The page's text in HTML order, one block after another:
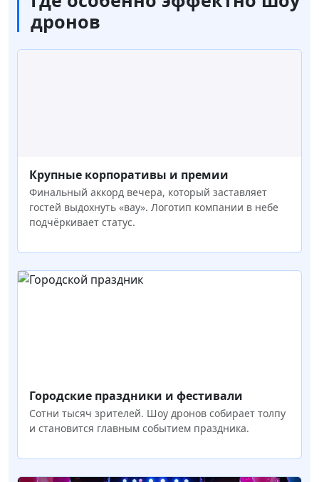
дронов
Крупные корпоративы и премии
Финальный аккорд вечера, который заставляет
гостей выдохнуть «вау». Логотип компании в небе
подчёркивает статус.
Городские праздники и фестивали
Сотни тысяч зрителей. Шоу дронов собирает толпу
и становится главным событием праздника.